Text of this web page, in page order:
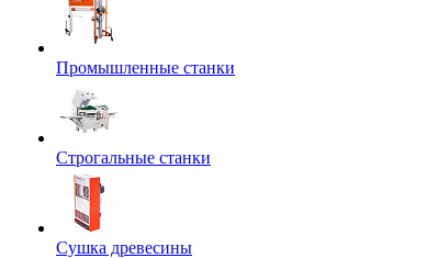
Промышленные станки
Строгальные станки
Сушка древесины